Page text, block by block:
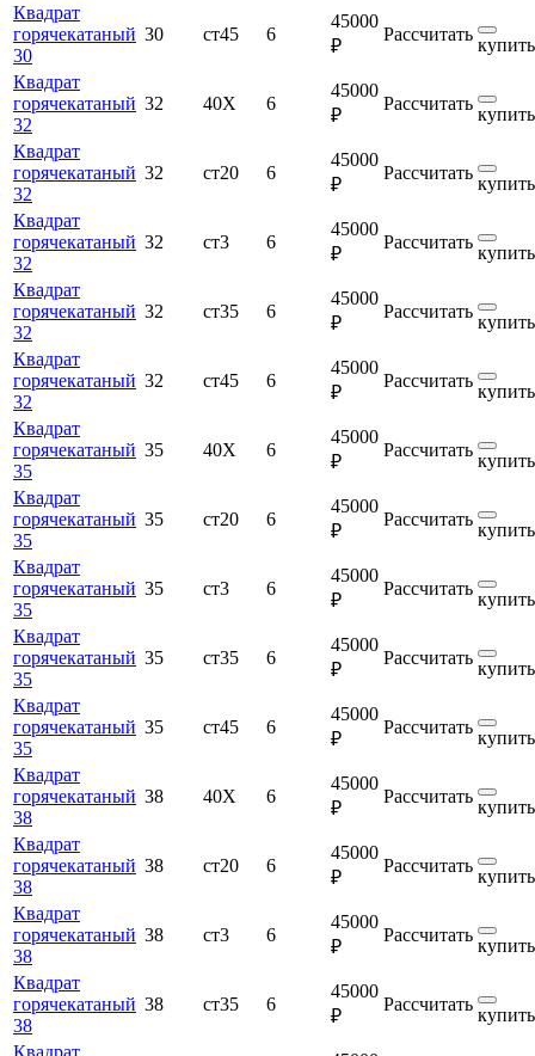
Квадрат
горячекатаный
30
30 ст45 6
45000
₽
Рассчитать
купить
Квадрат
горячекатаный
32
32 40Х 6
45000
₽
Рассчитать
купить
Квадрат
горячекатаный
32
32 ст20 6
45000
₽
Рассчитать
купить
Квадрат
горячекатаный
32
32 ст3 6
45000
₽
Рассчитать
купить
Квадрат
горячекатаный
32
32 ст35 6
45000
₽
Рассчитать
купить
Квадрат
горячекатаный
32
32 ст45 6
45000
₽
Рассчитать
купить
Квадрат
горячекатаный
35
35 40Х 6
45000
₽
Рассчитать
купить
Квадрат
горячекатаный
35
35 ст20 6
45000
₽
Рассчитать
купить
Квадрат
горячекатаный
35
35 ст3 6
45000
₽
Рассчитать
купить
Квадрат
горячекатаный
35
35 ст35 6
45000
₽
Рассчитать
купить
Квадрат
горячекатаный
35
35 ст45 6
45000
₽
Рассчитать
купить
Квадрат
горячекатаный
38
38 40Х 6
45000
₽
Рассчитать
купить
Квадрат
горячекатаный
38
38 ст20 6
45000
₽
Рассчитать
купить
Квадрат
горячекатаный
38
38 ст3 6
45000
₽
Рассчитать
купить
Квадрат
горячекатаный
38
38 ст35 6
45000
₽
Рассчитать
купить
Квадрат